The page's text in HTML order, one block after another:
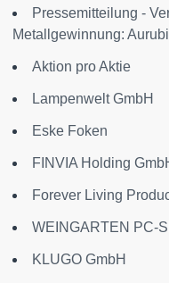
Pressemitteilung -
Metallgewinnung:
Aktion pro Aktie
Lampenwelt GmbH
Eske Foken
FINVIA Holding
Forever Living
WEINGARTEN PC-
KLUGO GmbH